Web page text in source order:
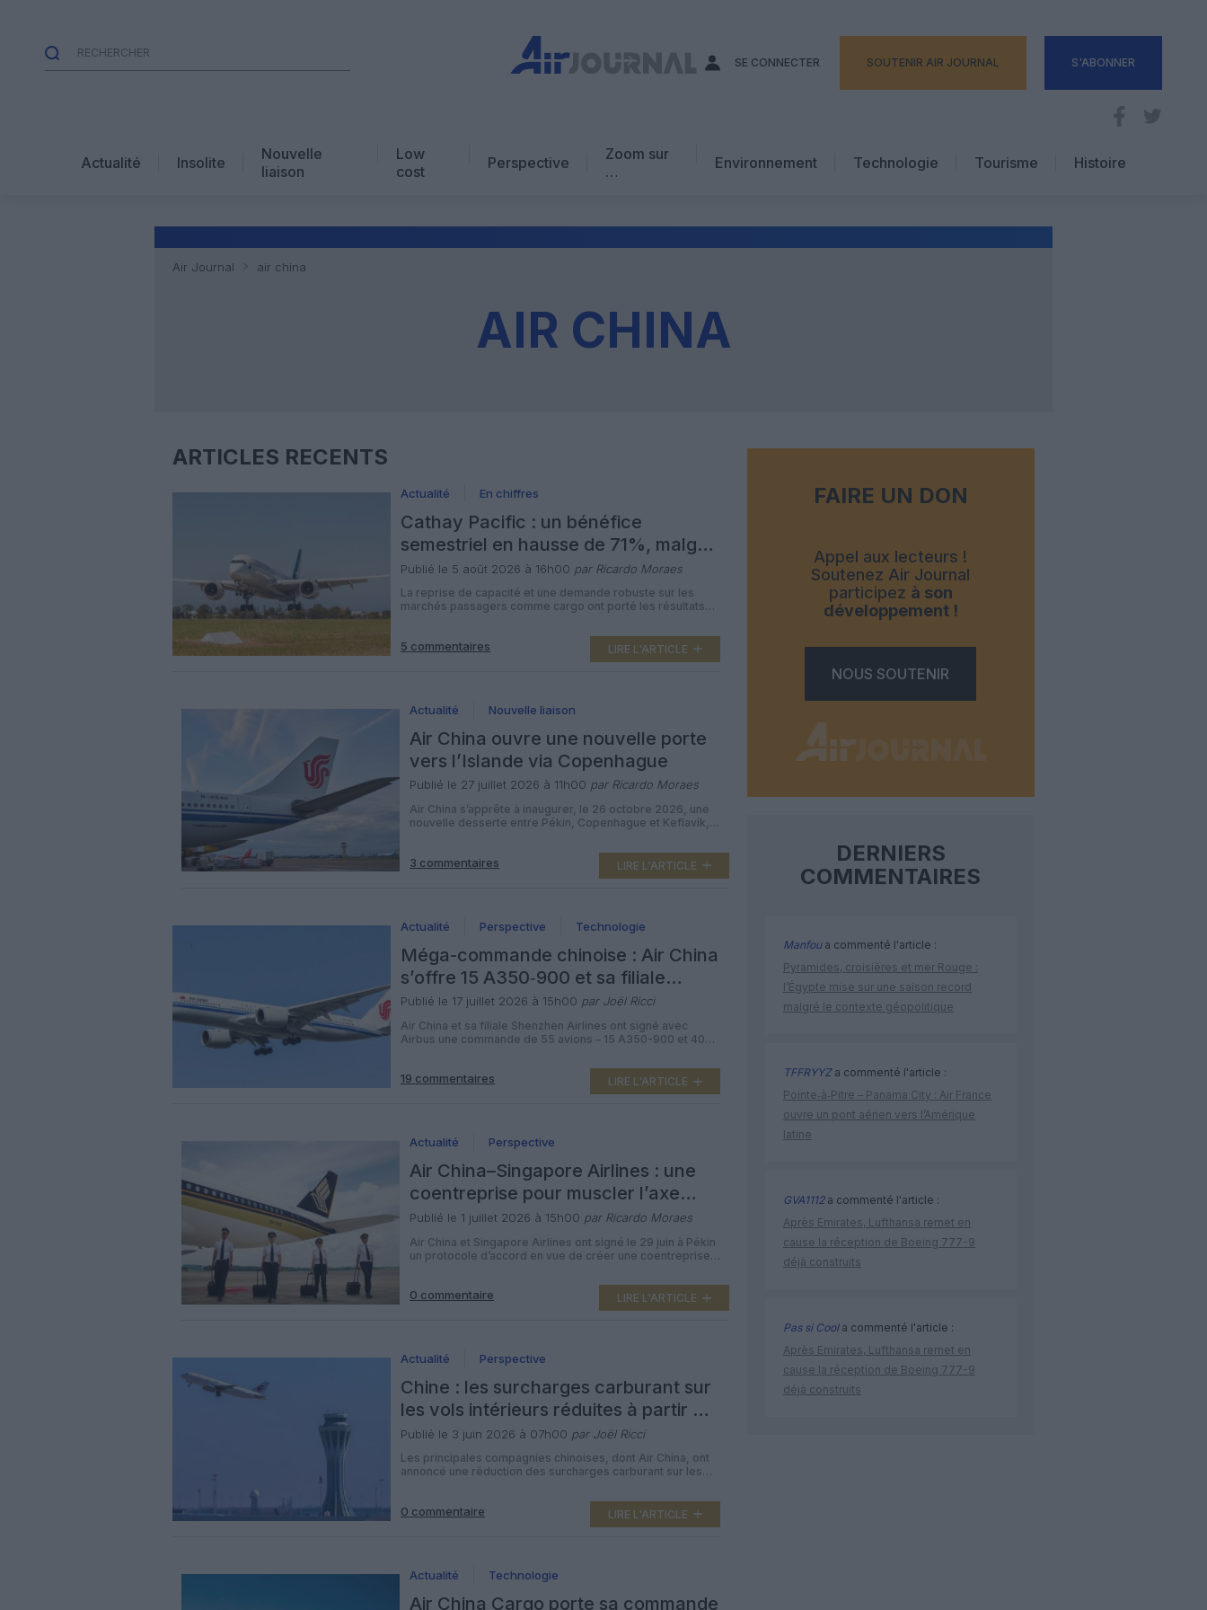
SE CONNECTER SOUTENIR AIR JOURNAL S'ABONNER
Actualité Insolite
Nouvelle
liaison
Low
cost
Perspective
Zoom sur
…
Vidéo
Environnement Technologie
Tourisme
Hôtellerie
Histoire
Air Journal air china
AIR CHINA
ARTICLES RÉCENTS
Actualité En chiffres
Cathay Pacific : un bénéfice
semestriel en hausse de 71%, malgré
la flambée du carburant
Publié le 5 août 2026 à 16h00 par Ricardo Moraes
La reprise de capacité et une demande robuste sur les
marchés passagers comme cargo ont porté les résultats
Hong Kong publie un bénéfice attribuable de 6,243
milliards de dollars hongkongais, soit environ 800 millions
de dollars américains, en hausse de 71% sur un an. Mais […]
5 commentaires LIRE L'ARTICLE
Actualité Nouvelle liaison
Air China ouvre une nouvelle porte
vers l’Islande via Copenhague
Publié le 27 juillet 2026 à 11h00 par Ricardo Moraes
Air China s’apprête à inaugurer, le 26 octobre 2026, une
nouvelle desserte entre Pékin, Copenhague et Keflavík,
vendre des billets sur le seul segment Copenhague–
Keflavík, grâce à des droits de cinquième liberté, ce qui en
3 commentaires LIRE L'ARTICLE
Actualité Perspective Technologie
Méga-commande chinoise : Air China
s’offre 15 A350‑900 et sa filiale
Shenzhen Airlines 40 A320neo
Publié le 17 juillet 2026 à 15h00 par Joël Ricci
Air China et sa filiale Shenzhen Airlines ont signé avec
Airbus une commande de 55 avions – 15 A350-900 et 40
catalogue d’environ 12,4 milliards de dollars, avec des
livraisons étalées entre 2029 et 2032. Cette nouvelle
offensive d’Airbus sur le marché chinois consolide encore
19 commentaires LIRE L'ARTICLE
Actualité Perspective
Air China–Singapore Airlines : une
coentreprise pour muscler l’axe
Singapour–Chine
Publié le 1 juillet 2026 à 15h00 par Ricardo Moraes
Air China et Singapore Airlines ont signé le 29 juin à Pékin
un protocole d’accord en vue de créer une coentreprise
coopération sur l’axe Singapour–Chine, avec à la clé
davantage d’options de voyage, une offre de partage de
codes élargie et des bénéfices renforcés pour les
0 commentaire LIRE L'ARTICLE
Actualité Perspective
Chine : les surcharges carburant sur
les vols intérieurs réduites à partir du
5 juin
Publié le 3 juin 2026 à 07h00 par Joël Ricci
Les principales compagnies chinoises, dont Air China, ont
annoncé une réduction des surcharges carburant sur les
une forte hausse intervenue en avril. La mesure allège
légèrement la facture des passagers sur un marché
domestique géant, mais toujours confronté à la volatilité
0 commentaire LIRE L'ARTICLE
Actualité Technologie
Air China Cargo porte sa commande
FAIRE UN DON
Appel aux lecteurs !
Soutenez Air Journal
participez à son
développement !
NOUS SOUTENIR
DERNIERS
COMMENTAIRES
Manfoua commenté l'article :
Pyramides, croisières et mer Rouge :
l’Égypte mise sur une saison record
malgré le contexte géopolitique
TFFRYYZa commenté l'article :
Pointe‑à‑Pitre – Panama City : Air France
ouvre un pont aérien vers l’Amérique
latine
GVA1112a commenté l'article :
Après Emirates, Lufthansa remet en
cause la réception de Boeing 777-9
déjà construits
Pas si Coola commenté l'article :
Après Emirates, Lufthansa remet en
cause la réception de Boeing 777-9
déjà construits